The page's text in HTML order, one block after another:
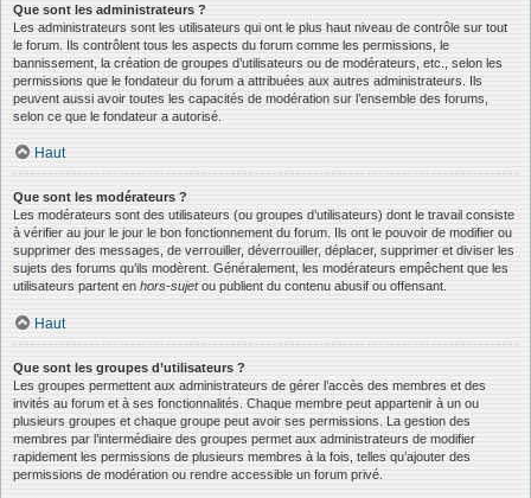
Que sont les administrateurs ?
Les administrateurs sont les utilisateurs qui ont le plus haut niveau de contrôle sur tout
le forum. Ils contrôlent tous les aspects du forum comme les permissions, le
bannissement, la création de groupes d’utilisateurs ou de modérateurs, etc., selon les
permissions que le fondateur du forum a attribuées aux autres administrateurs. Ils
peuvent aussi avoir toutes les capacités de modération sur l’ensemble des forums,
selon ce que le fondateur a autorisé.
Haut
Que sont les modérateurs ?
Les modérateurs sont des utilisateurs (ou groupes d’utilisateurs) dont le travail consiste
à vérifier au jour le jour le bon fonctionnement du forum. Ils ont le pouvoir de modifier ou
supprimer des messages, de verrouiller, déverrouiller, déplacer, supprimer et diviser les
sujets des forums qu’ils modèrent. Généralement, les modérateurs empêchent que les
utilisateurs partent en hors-sujetou publient du contenu abusif ou offensant.
Haut
Que sont les groupes d’utilisateurs ?
Les groupes permettent aux administrateurs de gérer l’accès des membres et des
invités au forum et à ses fonctionnalités. Chaque membre peut appartenir à un ou
plusieurs groupes et chaque groupe peut avoir ses permissions. La gestion des
membres par l’intermédiaire des groupes permet aux administrateurs de modifier
rapidement les permissions de plusieurs membres à la fois, telles qu’ajouter des
permissions de modération ou rendre accessible un forum privé.